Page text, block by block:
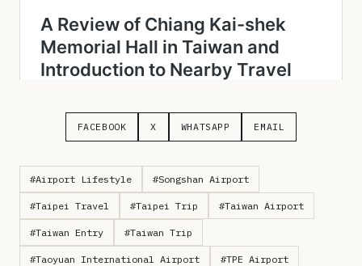
FACEBOOK X WHATSAPP EMAIL
#Airport Lifestyle #Songshan Airport
#Taipei Travel #Taipei Trip #Taiwan Airport
#Taiwan Entry #Taiwan Trip
#Taoyuan International Airport #TPE Airport